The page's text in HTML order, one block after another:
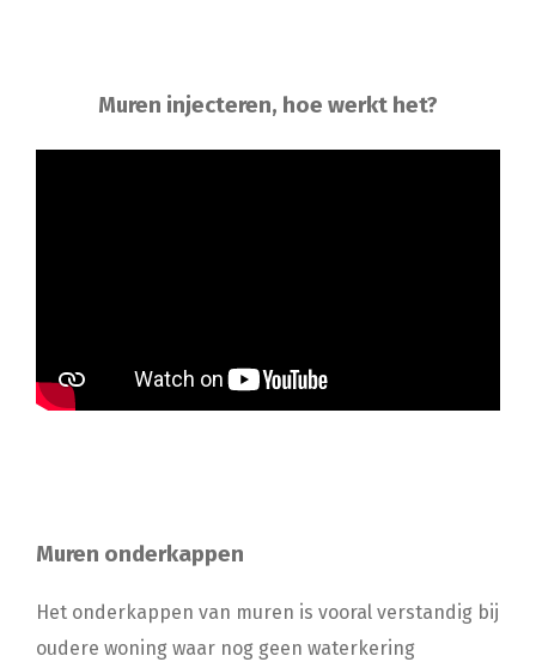
Muren injecteren, hoe werkt het?
Muren onderkappen
Het onderkappen van muren is vooral verstandig bij
oudere woning waar nog geen waterkering